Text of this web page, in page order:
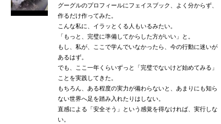
グーグルのプロフィールにフェイスブック、よく分からず、
作るだけ作ってみた。
こんな私に、イラッとくる人もいるみたい。
「もっと、完璧に準備してからした方がいい」と。
もし、私が、ここで学んでいなかったら、今の行動に迷いが
あるはず。
でも、ここ一年くらいずっと「完璧でないけど始めてみる」
ことを実践してきた。
もちろん、ある程度の実力が備わらないと、あまりにも知ら
ない世界へ足を踏み入れたりはしない。
直感による「安全そう」という感覚を得なければ、実行しな
い。